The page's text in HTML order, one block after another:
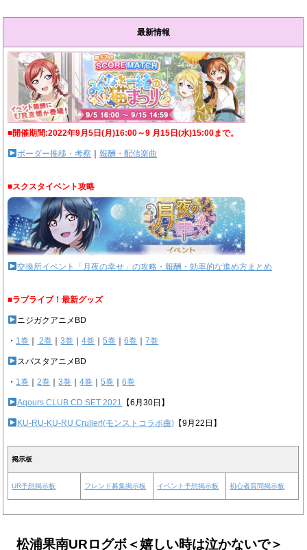
最新情報
■開催期間:2022年9月5日(月)16:00～9 月15日(水)15:00まで。
ボーダー推移・考察 ｜報酬・配信楽曲
■スクスタイベント攻略
交換所イベント「月夜の幸せ」の攻略・報酬・効率的な進め方まとめ
■ラブライブ！最新グッズ
ニジガクアニメBD
・ 1巻 2巻 ｜3巻 ｜4巻 ｜5巻 ｜6巻 ｜7巻
スパスタアニメBD
・ 1巻 ｜2巻 ｜3巻 ｜4巻 ｜5巻 ｜6巻
Aqours CLUB CD SET 2021 【6月30日】
KU-RU-KU-RU Cruller!(モンストコラボ曲) 【9月22日】
掲示板
UR予想掲示板 フレンド募集掲示板 イベント予想掲示板 初心者質問掲示板
松浦果南URログボ＜嬉しい時は泣かないで＞